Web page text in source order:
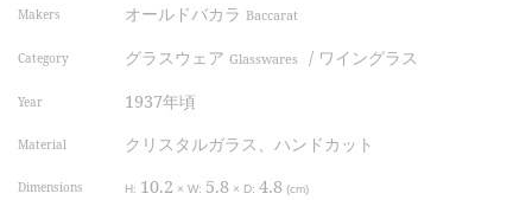
Makers オールドバカラ Baccarat
Category グラスウェア Glasswares / ワイングラス
Year 1937年頃
Material クリスタルガラス、ハンドカット
Dimensions H: 10.2 × W: 5.8 × D: 4.8 (cm)